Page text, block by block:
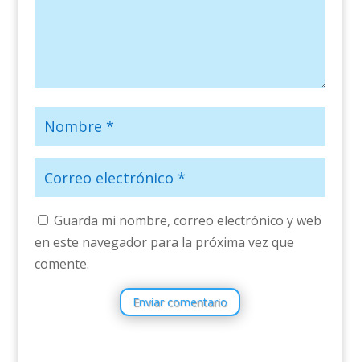
Guarda mi nombre, correo electrónico y web
en este navegador para la próxima vez que
comente.
Enviar comentario